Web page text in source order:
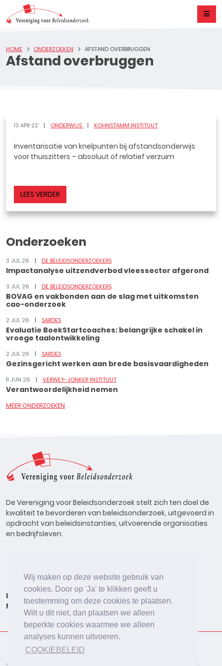
Wij maken op deze website gebruik van
cookies. Door op 'Ja' te klikken geeft u
toestemming om deze cookies te plaatsen.
Wilt u dit niet, dan plaatsen we alleen
beperkte cookies waarmee we alleen
analyses kunnen uitvoeren.
COOKIEBELEID
Afstand overbruggen
HOME ONDERZOEKEN AFSTAND OVERBRUGGEN
13 APR 22 ONDERWIJS KOHNSTAMM INSTITUUT
Inventarisatie van knelpunten bij afstandsonderwijs
voor thuiszitters – absoluut of relatief verzuim
LEES VERDER
Onderzoeken
3 JUL 26 DE BELEIDSONDERZOEKERS
Impactanalyse uitzendverbod vleessector afgerond
3 JUL 26 DE BELEIDSONDERZOEKERS
BOVAG en vakbonden aan de slag met uitkomsten
cao-onderzoek
2 JUL 26 SARDES
Evaluatie BoekStartcoaches: belangrijke schakel in
vroege taalontwikkeling
2 JUL 26 SARDES
Gezinsgericht werken aan brede basisvaardigheden
11 JUN 26 VERWEY-JONKER INSTITUUT
Verantwoordelijkheid nemen
MEER ONDERZOEKEN
De Vereniging voor Beleidsonderzoek stelt zich ten doel de
kwaliteit te bevorderen van beleidsonderzoek, uitgevoerd in
opdracht van beleidsinstanties, uitvoerende organisaties
en bedrijfsleven.
Lid worden Onderzoeken Agenda
Vacatures
Meldpunt Beleidsonderzoek Online